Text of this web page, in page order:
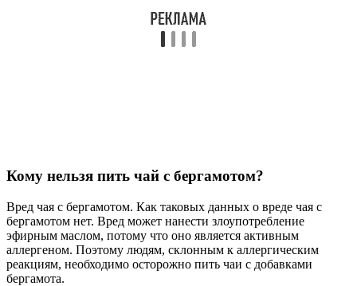
Кому нельзя пить чай с бергамотом?
Вред чая с бергамотом. Как таковых данных о вреде чая с
бергамотом нет. Вред может нанести злоупотребление
эфирным маслом, потому что оно является активным
аллергеном. Поэтому людям, склонным к аллергическим
реакциям, необходимо осторожно пить чаи с добавками
бергамота.